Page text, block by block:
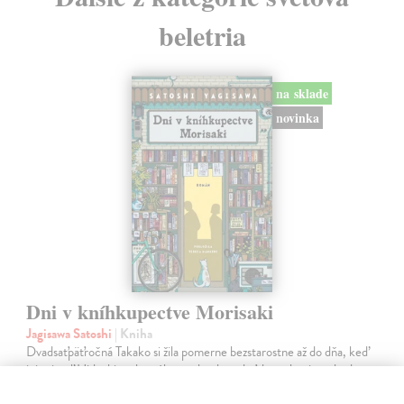
beletria
na sklade
novinka
Dni v kníhkupectve Morisaki
Jagisawa Satoshi | Kniha
Dvadsaťpäťročná Takako si žila pomerne bezstarostne až do dňa, keď
jej priateľ Hideaki, za ktorého sa chcela vydať, len tak mimochodom